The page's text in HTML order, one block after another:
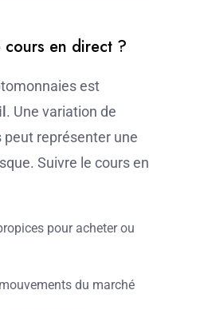
en direct ?
est
. Une variation de
représenter une
Suivre le cours en
pour acheter ou
du marché